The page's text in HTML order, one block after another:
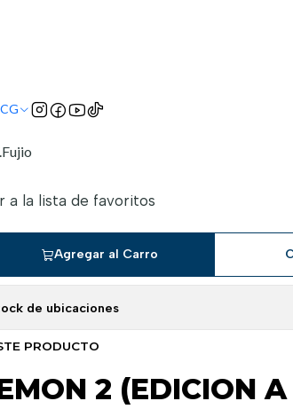
Doraemon Color Sakuhinshuu
a la lista de favoritos
Agregar al Carro
de ubicaciones
PRODUCTO
2 (EDICION